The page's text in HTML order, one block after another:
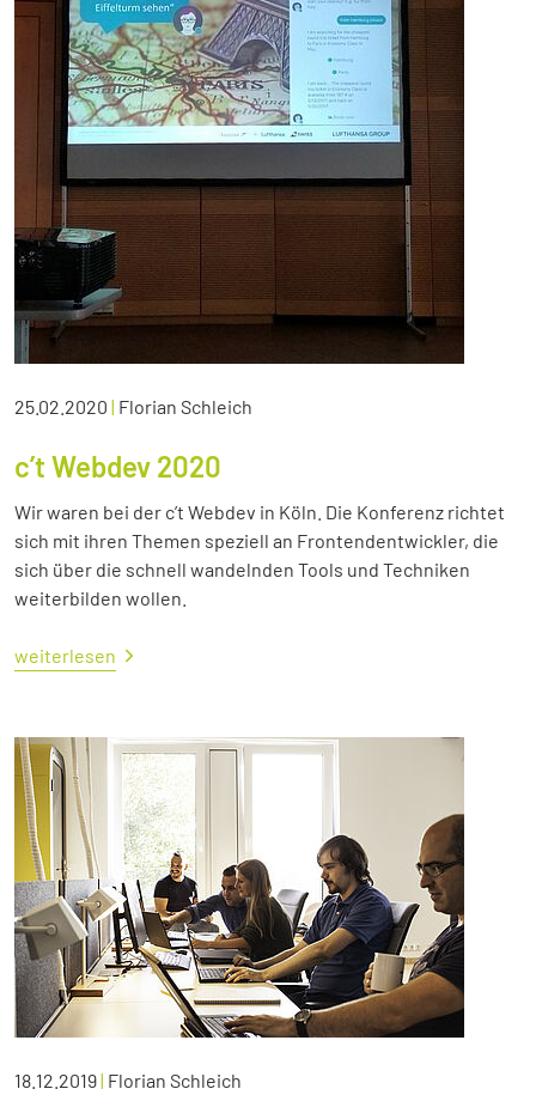
25.02.2020 | Florian Schleich
c’t Webdev 2020
Wir waren bei der c’t Webdev in Köln. Die Konferenz richtet
sich mit ihren Themen speziell an Frontendentwickler, die
sich über die schnell wandelnden Tools und Techniken
weiterbilden wollen.
weiterlesen
18.12.2019| Florian Schleich